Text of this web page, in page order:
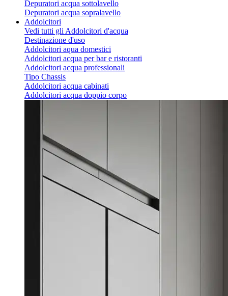
Depuratori acqua sottolavello
Depuratori acqua sopralavello
Addolcitori
Vedi tutti gli Addolcitori d'acqua
Destinazione d'uso
Addolcitori aqua domestici
Addolcitori acqua per bar e ristoranti
Addolcitori acqua professionali
Tipo Chassis
Addolcitori acqua cabinati
Addolcitori acqua doppio corpo